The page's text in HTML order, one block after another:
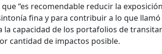
“es recomendable reducir la
fina y para contribuir a lo que llamó
la capacidad de los portafolios de
cantidad de impactos posible.